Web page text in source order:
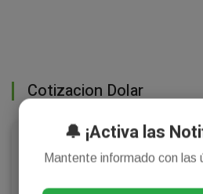
Cotizacion Dolar
💵 Dólar Argentina
🔔 ¡Activa las
Mantente informado con las